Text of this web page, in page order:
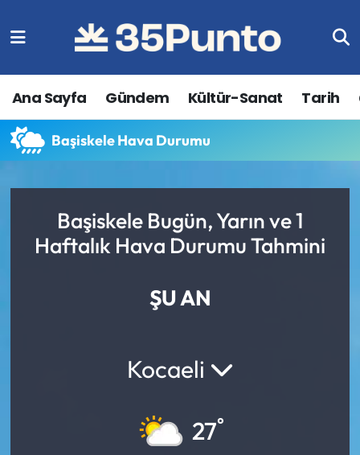
Ana Sayfa Gündem Kültür-Sanat Tarih
Başiskele Hava Durumu
Başiskele Bugün, Yarın ve 1
Haftalık Hava Durumu Tahmini
ŞU AN
Kocaeli
27°